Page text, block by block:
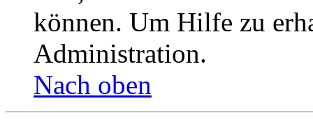
können. Um Hilfe zu
Administration.
Nach oben